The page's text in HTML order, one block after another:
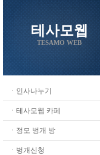
테사모웹
TESAMO WEB
ㆍ인사나누기
ㆍ테사모웹 카페
ㆍ정모 벙개 방
ㆍ벙개신청